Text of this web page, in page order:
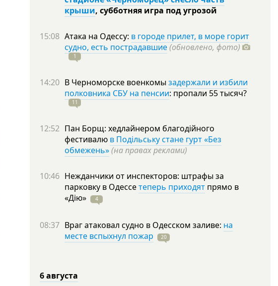
крыши, субботняя игра под угрозой
15:08 Атака на Одессу: в городе прилет, в море горит
судно, есть пострадавшие(обновлено, фото)
1
14:20 В Черноморске военкомы задержали и избили
полковника СБУ на пенсии: пропали 55тысяч?
11
12:52 Пан Борщ: хедлайнером благодійного
фестивалю в Подільську стане гурт «Без
обмежень»(на правах реклами)
10:46 Нежданчики от инспекторов: штрафы за
парковку в Одессетеперь приходят прямо в
«Дію»
4
08:37 Враг атаковал судно в Одесском заливе: на
месте вспыхнул пожар
20
6 августа